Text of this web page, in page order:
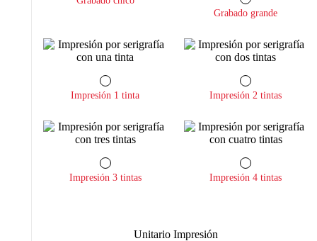
Grabado grande
Impresión 1 tinta Impresión 2 tintas
Impresión 3 tintas Impresión 4 tintas
Unitario Impresión